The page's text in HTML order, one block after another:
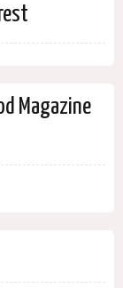
Magazine